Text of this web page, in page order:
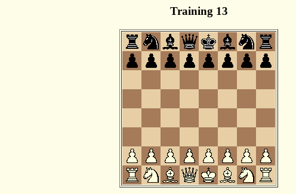
Training 13